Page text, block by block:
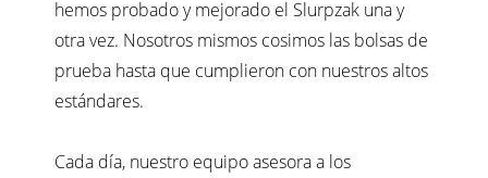
hemos probado y mejorado el Slurpzak una y
otra vez. Nosotros mismos cosimos las bolsas de
prueba hasta que cumplieron con nuestros altos
estándares.
Cada día, nuestro equipo asesora a los